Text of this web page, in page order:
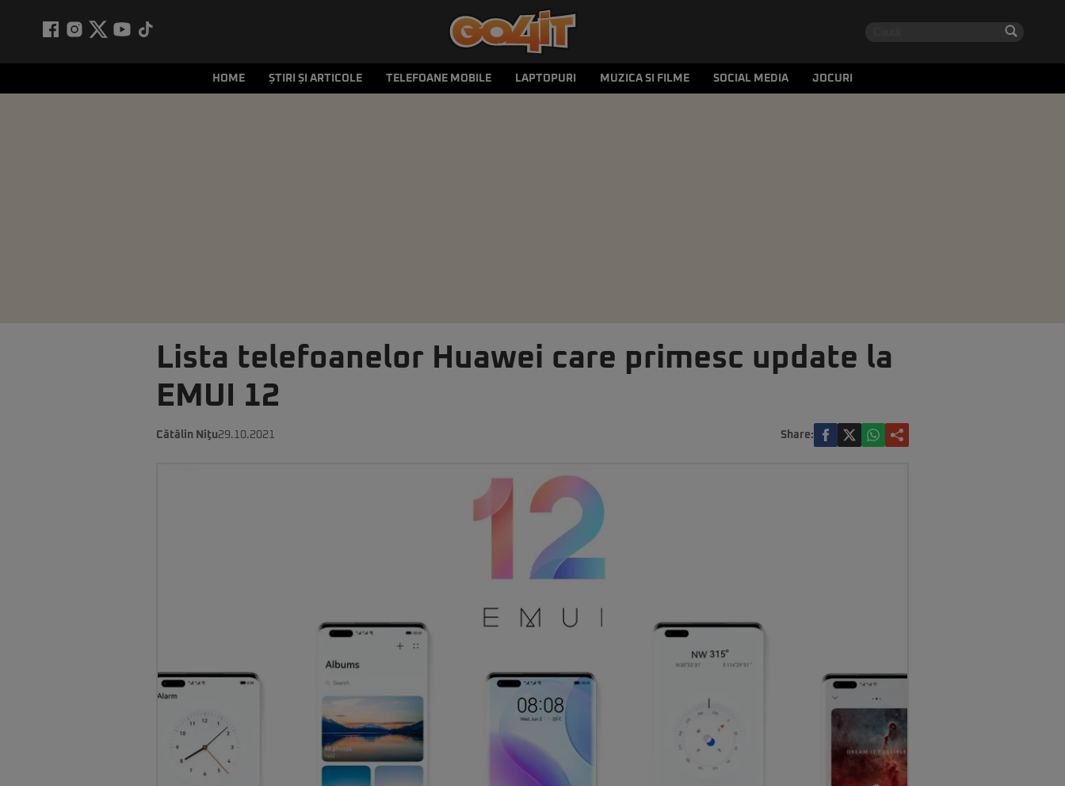
HOME ȘTIRI ȘI ARTICOLE TELEFOANE MOBILE LAPTOPURI MUZICA SI FILME SOCIAL MEDIA JOCURI
Lista telefoanelor Huawei care primesc update la
EMUI 12
Cătălin Niţu29.10.2021 Share: